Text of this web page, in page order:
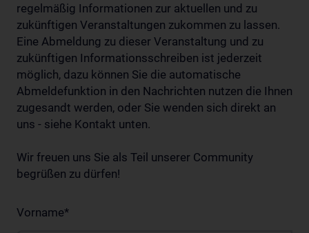
regelmäßig Informationen zur aktuellen und zu
zukünftigen Veranstaltungen zukommen zu lassen.
Eine Abmeldung zu dieser Veranstaltung und zu
zukünftigen Informationsschreiben ist jederzeit
möglich, dazu können Sie die automatische
Abmeldefunktion in den Nachrichten nutzen die Ihnen
zugesandt werden, oder Sie wenden sich direkt an
uns - siehe Kontakt unten.
Wir freuen uns Sie als Teil unserer Community
begrüßen zu dürfen!
Vorname*